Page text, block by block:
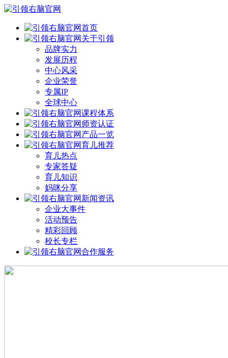
首页
关于引领
品牌实力
发展历程
中心风采
企业荣誉
专属IP
全球中心
课程体系
师资认证
产品一览
育儿推荐
育儿热点
专家答疑
育儿知识
妈咪分享
新闻资讯
企业大事件
活动预告
精彩回顾
校长专栏
合作服务